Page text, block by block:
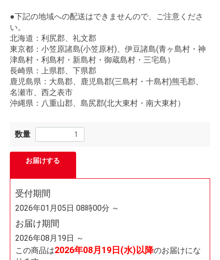
●下記の地域への配送はできませんので、ご注意くださ
い。
北海道：利尻郡、礼文郡
東京都：小笠原諸島(小笠原村)、伊豆諸島(青ヶ島村・神
津島村・利島村・新島村・御蔵島村・三宅島）
長崎県：上県郡、下県郡
鹿児島県：大島郡、鹿児島郡(三島村・十島村)熊毛郡、
名瀬市、西之表市
沖縄県：八重山郡、島尻郡(北大東村・南大東村）
数量
お届けする
受付期間
2026年01月05日 08時00分 ～
お届け期間
2026年08月19日 ～
この商品は2026年08月19日(水)以降のお届けにな